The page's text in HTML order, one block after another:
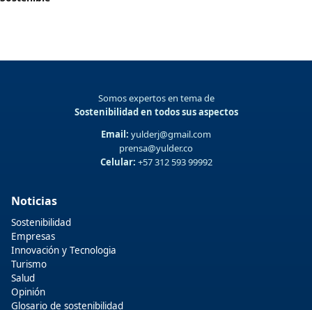
Somos expertos en tema de
Sostenibilidad en todos sus aspectos
Email: yulderj@gmail.com
prensa@yulder.co
Celular: +57 312 593 99992
Noticias
Sostenibilidad
Empresas
Innovación y Tecnologia
Turismo
Salud
Opinión
Glosario de sostenibilidad